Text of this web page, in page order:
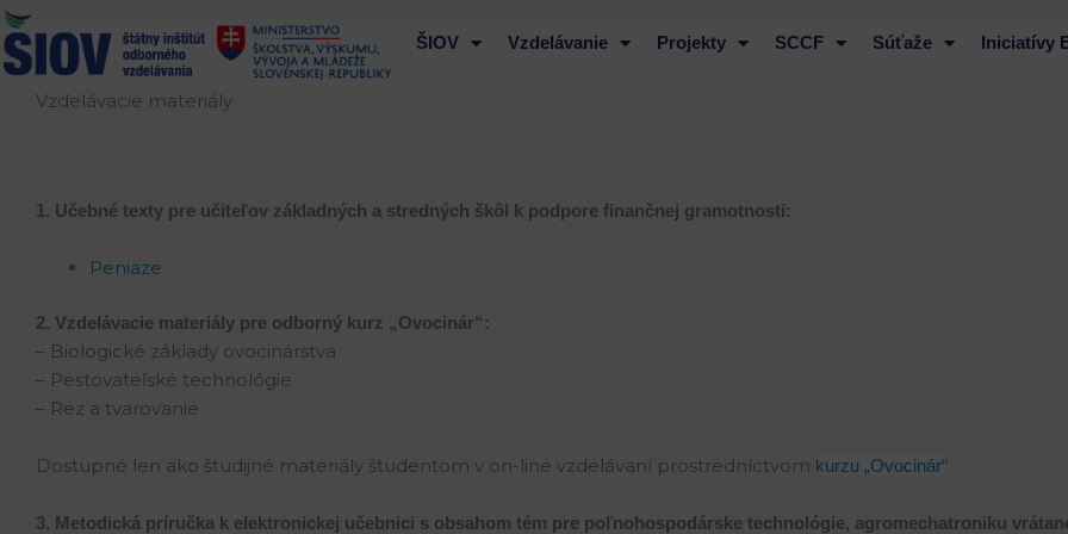
Preskočiť
na
obsah
ŠIOV Vzdelávanie Projekty SCCF Súťaže Iniciatívy
Vzdelávacie materiály
1. Učebné texty pre učiteľov základných a stredných škôl k podpore finančnej gramotnosti:
Peniaze
2. Vzdelávacie materiály pre odborný kurz „Ovocinár“:
– Biologické základy ovocinárstva
– Pestovateľské technológie
– Rez a tvarovanie
Dostupné len ako študijné materiály študentom v on-line vzdelávaní prostredníctvom kurzu „Ovocinár“
3. Metodická príručka k elektronickej učebnici s obsahom tém pre poľnohospodárske technológie, agromechatroniku